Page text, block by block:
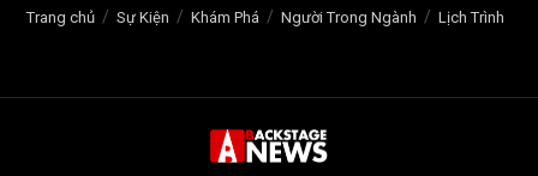
Trang chủ Sự Kiện Khám Phá Người Trong Ngành Lịch Trình